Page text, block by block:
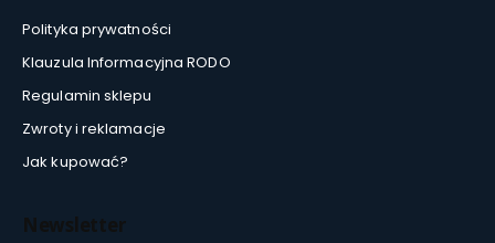
Polityka prywatności
Klauzula Informacyjna RODO
Regulamin sklepu
Zwroty i reklamacje
Jak kupować?
Newsletter